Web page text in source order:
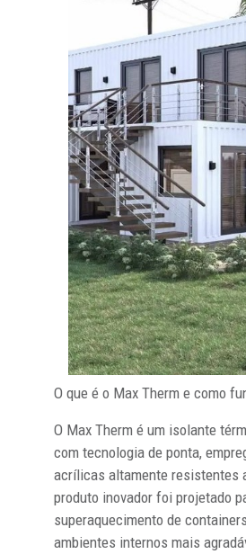
O que é o Max Therm e como
O Max Therm é um isolante
com tecnologia de ponta,
acrílicas altamente resistentes
produto inovador foi projetado
superaquecimento de
ambientes internos mais